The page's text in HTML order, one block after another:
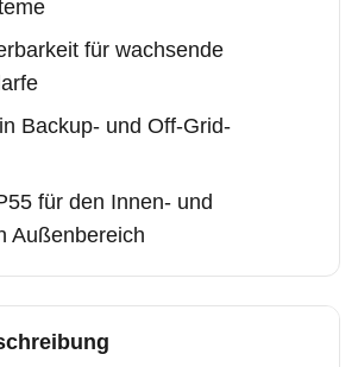
für wachsende
Backup- und Off-Grid-
für den Innen- und
Außenbereich